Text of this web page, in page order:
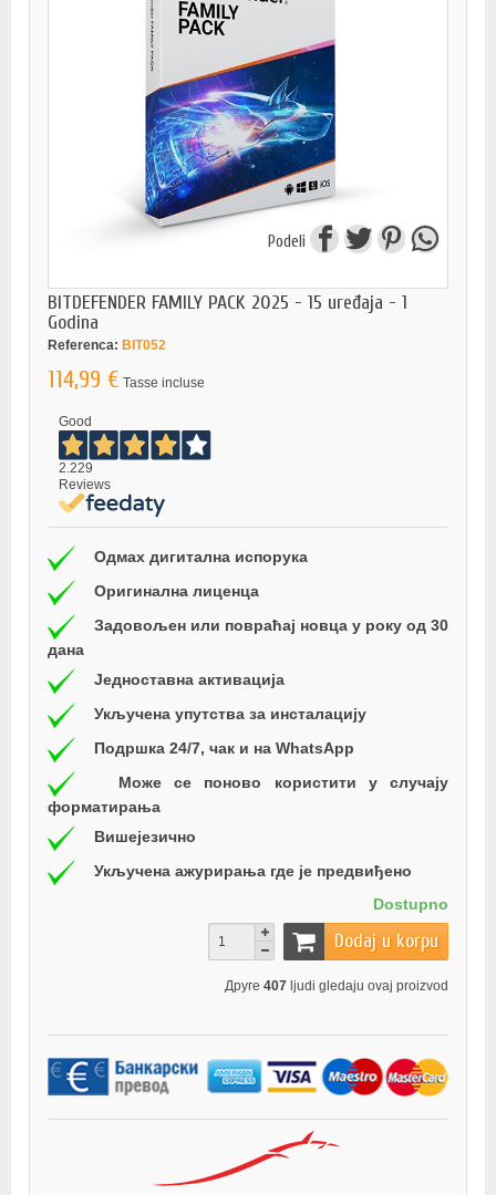
Podeli
BITDEFENDER FAMILY PACK 2025 - 15 uređaja - 1
Godina
Referenca: BIT052
114,99 € Tasse incluse
Good
2.229
Reviews
Одмах дигитална испорука
Оригинална лиценца
Задовољен или повраћај новца у року од 30
дана
Једноставна активација
Укључена упутства за инсталацију
Подршка 24/7, чак и на WhatsApp
Може се поново користити у случају
форматирања
Вишејезично
Укључена ажурирања где је предвиђено
Dostupno
Dodaj u korpu
Друге 407 ljudi gledaju ovaj proizvod